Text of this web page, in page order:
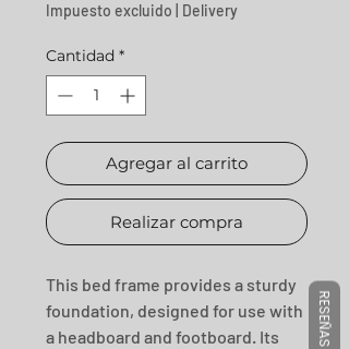
Impuesto excluido Delivery
Cantidad *
Agregar al carrito
Realizar compra
This bed frame provides a sturdy
foundation, designed for use with
a headboard and footboard. Its
RESEÑAS